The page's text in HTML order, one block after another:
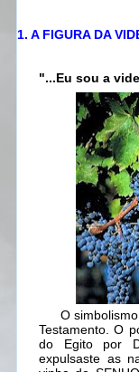
1. A FIGURA DA
"...Eu sou a
O
Testamento. O
do Egito por
expulsaste as